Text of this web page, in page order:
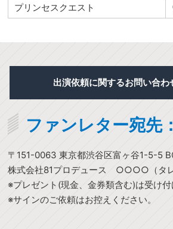
プリンセスクエスト
出演依頼に関するお問い合わ
ファンレター宛先：
〒151-0063 東京都渋谷区富ヶ谷1-5-5
株式会社81プロデュース ○○○○（タ
※プレゼント(現金、金券類含む)は受け付
※サインのご依頼はお控えください。